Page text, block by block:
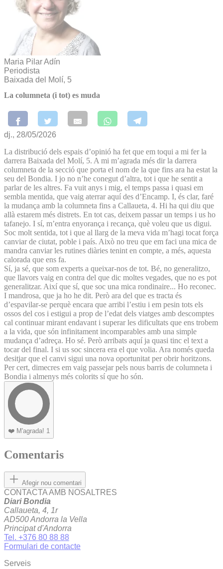
Maria Pilar Adín
Periodista
Baixada del Molí, 5
La columneta (i tot) es muda
dj., 28/05/2026
La distribució dels espais d’opinió ha fet que em toqui a mi fer la
darrera Baixada del Molí, 5. A mi m’agrada més dir la darrera
columneta de la secció que porta el nom de la que fins ara ha estat la
seu del Bondia. I jo no n’he conegut d’altra, tot i que he sentit a
parlar de les altres. Fa vuit anys i mig, el temps passa i quasi em
sembla mentida, que vaig aterrar aquí des d’Encamp. I, és clar, faré
la mudança amb la columneta fins a Callaueta, 4. Hi ha qui diu que
allà estarem més distrets. En tot cas, deixem passar un temps i us ho
tafanejo. I sí, m’entra enyorança i recança, què voleu que us digui.
Soc molt sentida, tot i que al llarg de la meva vida m’hagi tocat força
canviar de ciutat, poble i país. Això no treu que em faci una mica de
mandra canviar les rutines diàries tenint en compte, a més, aquesta
calorada que ens fa.
Sí, ja sé, que som experts a queixar-nos de tot. Bé, no generalitzo,
que llavors vaig en contra del que dic moltes vegades, que no es pot
generalitzar. Així que sí, que soc una mica rondinaire... Ho reconec.
I mandrosa, que ja ho he dit. Però ara del que es tracta és
d’espavilar-se perquè encara que arribi l’estiu i em pesin tots els
ossos del cos i estigui a prop de l’edat dels viatges amb descomptes
cal continuar mirant endavant i superar les dificultats que ens trobem
a la vida, que són infinitament incomparables amb una simple
mudança d’adreça. Ho sé. Però arribats aquí ja quasi tinc el text a
tocar del final. I si us soc sincera era el que volia. Ara només queda
desitjar que el canvi sigui una nova oportunitat per obrir horitzons.
Per cert, dimecres em vaig passejar pels nous barris de columneta i
Bondia i almenys més colorits sí que ho són.
❤️ M'agrada! 1
Comentaris
Afegir nou comentari
CONTACTA AMB NOSALTRES
Diari Bondia
Callaueta, 4, 1r
AD500 Andorra la Vella
Principat d'Andorra
Tel. +376 80 88 88
Formulari de contacte
Serveis